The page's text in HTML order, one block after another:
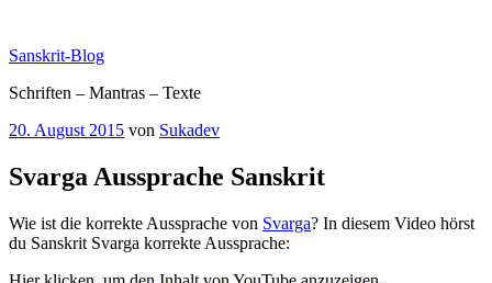
springen
Sanskrit-Blog
Schriften – Mantras – Texte
Veröffentlicht
20. August 2015 von Sukadev
Svarga Aussprache Sanskrit
Wie ist die korrekte Aussprache von Svarga? In diesem Video hörst
du Sanskrit Svarga korrekte Aussprache:
„Svarga